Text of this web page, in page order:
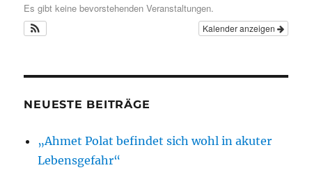
Es gibt keine bevorstehenden Veranstaltungen.
Kalender anzeigen
NEUESTE BEITRÄGE
„Ahmet Polat befindet sich wohl in akuter
Lebensgefahr“